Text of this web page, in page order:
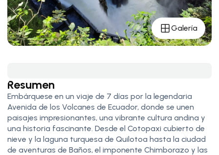
Galería
Resumen
Embárquese en un viaje de 7 días por la legendaria
Avenida de los Volcanes de Ecuador, donde se unen
paisajes impresionantes, una vibrante cultura andina y
una historia fascinante. Desde el Cotopaxi cubierto de
nieve y la laguna turquesa de Quilotoa hasta la ciudad
de aventuras de Baños, el imponente Chimborazo y las